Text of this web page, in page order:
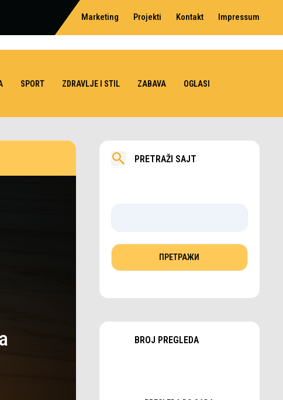
Marketing Projekti Kontakt Impressum
SPORT ZDRAVLJE I STIL ZABAVA OGLASI
PRETRAŽI SAJT
BROJ PREGLEDA